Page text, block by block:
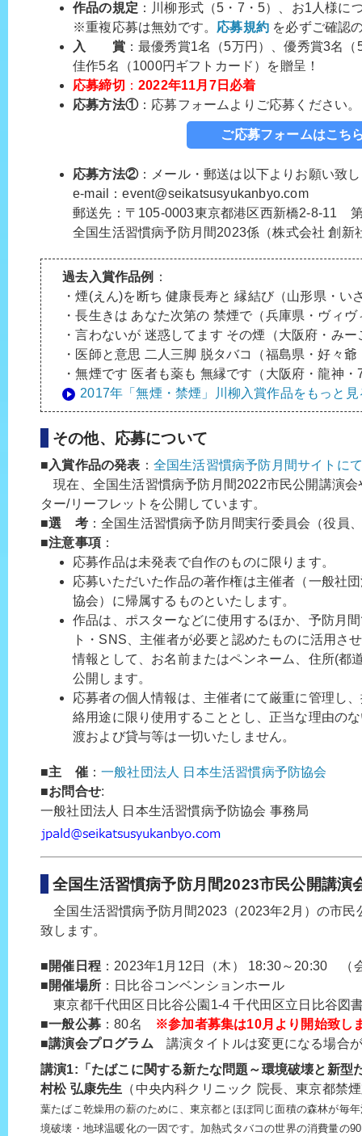
作品の規定 ：川柳形式（5・7・5）、お1人様に
※重複応募は無効です。 応募規約 を必ずご確認
入 賞：最優秀賞1名（5万円）、優秀賞3名
佳作5名（1000円ギフトカード）を贈呈！
応募締切 ：2022年11月7日必着
応募方法①：応募フォームよりご応募ください。
ご応募フォームはこ
応募方法②：メール・郵送は以下よりお願い致
e-mail：event@seikatsusyukanbyo.com
郵送先：〒105-0003東京都港区西新橋2-8-11
全国生活習慣病予防月間2023係（株式会社 創新
過去入賞作品例
：
・煙(えん)を断ち 健康長寿と 縁結び（山形県・い
・長生きは あなた次第の 禁煙で（兵庫県・ヴィヴ
・言わないが 迷惑してます その煙（大阪府・みー
・医師と意思 二人三脚 脱タバコ（福島県・好々爺
・無煙です 医者も薬も 無縁です（大阪府・龍神・
2017年「無煙・禁煙」川柳入賞作品をもっと見
その他、応募について
■ 入賞作品の発表 ： 全国生活習慣病予防月間サイトに
現在、全国生活習慣病予防月間2022市民公開講演会
ター/リーフレットを公開しています。
■選 考：全国生活習慣病予防月間実行委員会（役員
■注意事項 ：
応募作品は未発表で自作のものに限ります。
応募いただいた作品の著作権は主催者（一般社
協会）に帰属するものといたします。
作品は、ポスターなどに使用するほか、予防月
ト・SNS、主催者が必要と認めたものに活用さ
情報として、お名前またはペンネーム、住所(都
公開します。
応募者の個人情報は、主催者にて厳重に管理し
絡用途に限り使用することとし、正当な理由の
渡および貸与等は一切いたしません。
■主 催：一般社団法人 日本生活習慣病予防協会
■お問合せ:
一般社団法人 日本生活習慣病予防協会 事務局
全国生活習慣病予防月間2023市民公開講演
全国生活習慣病予防月間2023（2023年2月）の市民
致します。
■開催日程 ：2023年1月12日（木） 18:30～20:30 （
■開催場所 ：日比谷コンベンションホール
東京都千代田区日比谷公園1-4 千代田区立日比谷図
■一般公募 ：80名
※参加者募集は10月より開始致し
■講演会プログラム 講演タイトルは変更になる場合
講演1:「たばこに関する新たな問題～環境破壊と新型
村松 弘康先生 （中央内科クリニック 院長、東京都禁
葉たばこ乾燥用の薪のために、東京都とほぼ同じ面積の森林が毎
境破壊・地球温暖化の一因です。加熱式タバコの世界の消費量の